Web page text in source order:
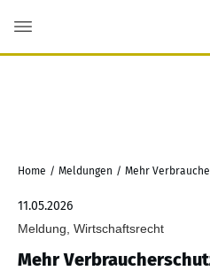
Home / Meldungen /
11.05.2026
Meldung, Wirtschaftsrecht
Mehr